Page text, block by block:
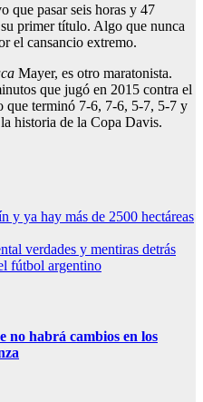
que pasar seis horas y 47
primer título. Algo que nunca
el cansancio extremo.
Mayer, es otro maratonista.
que jugó en 2015 contra el
que terminó 7-6, 7-6, 5-7, 5-7 y
historia de la Copa Davis.
y ya hay más de 2500 hectáreas
verdades y mentiras detrás
fútbol argentino
no habrá cambios en los